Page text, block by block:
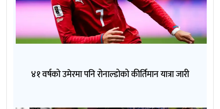
४१ वर्षको उमेरमा पनि रोनाल्डोको कीर्तिमान यात्रा जारी